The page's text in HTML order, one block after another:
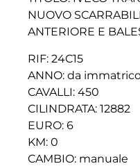
NUOVO
ANTERIORE E
RIF: 24C15
ANNO: da
CAVALLI: 450
CILINDRATA: 12882
EURO: 6
KM: 0
CAMBIO: manuale